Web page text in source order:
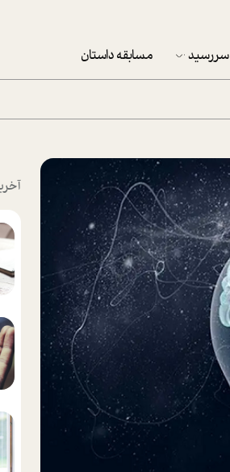
سررسید
پکيج نوروزي موفقيت
تقویم رومیزی
تقویم دیواری
مسابقه داستان